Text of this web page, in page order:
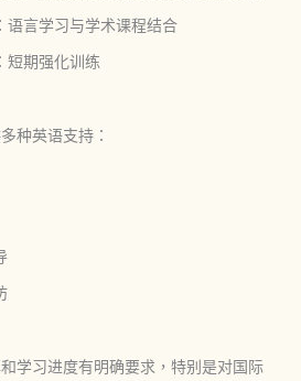
语言学习与学术课程结合
短期强化训练
种英语支持：
学习进度有明确要求，特别是对国际